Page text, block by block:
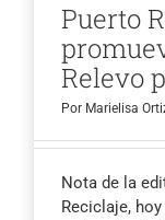
Puerto
Relevo
Por Marielisa
Nota de la
Reciclaje,